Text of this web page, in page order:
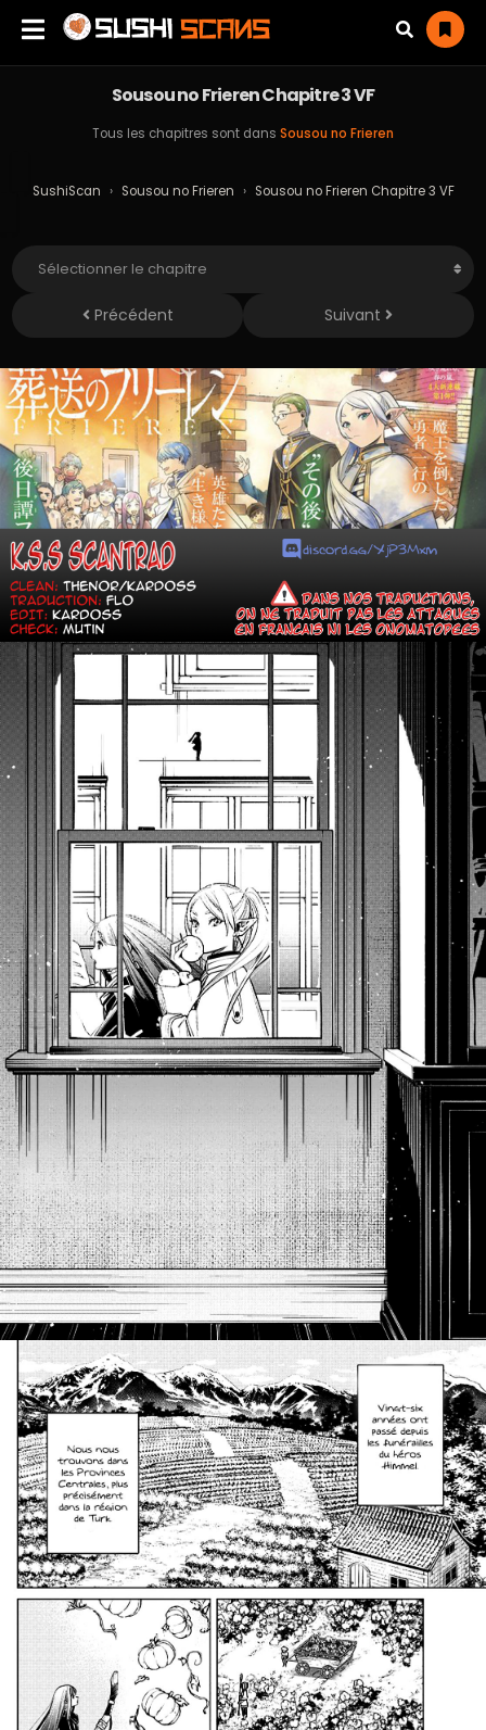
Sousou no Frieren Chapitre 3 VF
Tous les chapitres sont dans Sousou no Frieren
SushiScan › Sousou no Frieren › Sousou no Frieren Chapitre 3 VF
Précédent Suivant